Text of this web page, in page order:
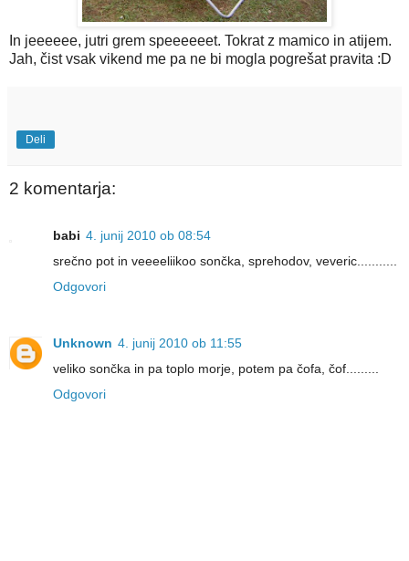
In jeeeeee, jutri grem speeeeeet. Tokrat z mamico in atijem.
Jah, čist vsak vikend me pa ne bi mogla pogrešat pravita :D
Deli
2 komentarja:
babi 4. junij 2010 ob 08:54
srečno pot in veeeeliikoo sončka, sprehodov, veveric...........
Odgovori
Unknown 4. junij 2010 ob 11:55
veliko sončka in pa toplo morje, potem pa čofa, čof.........
Odgovori